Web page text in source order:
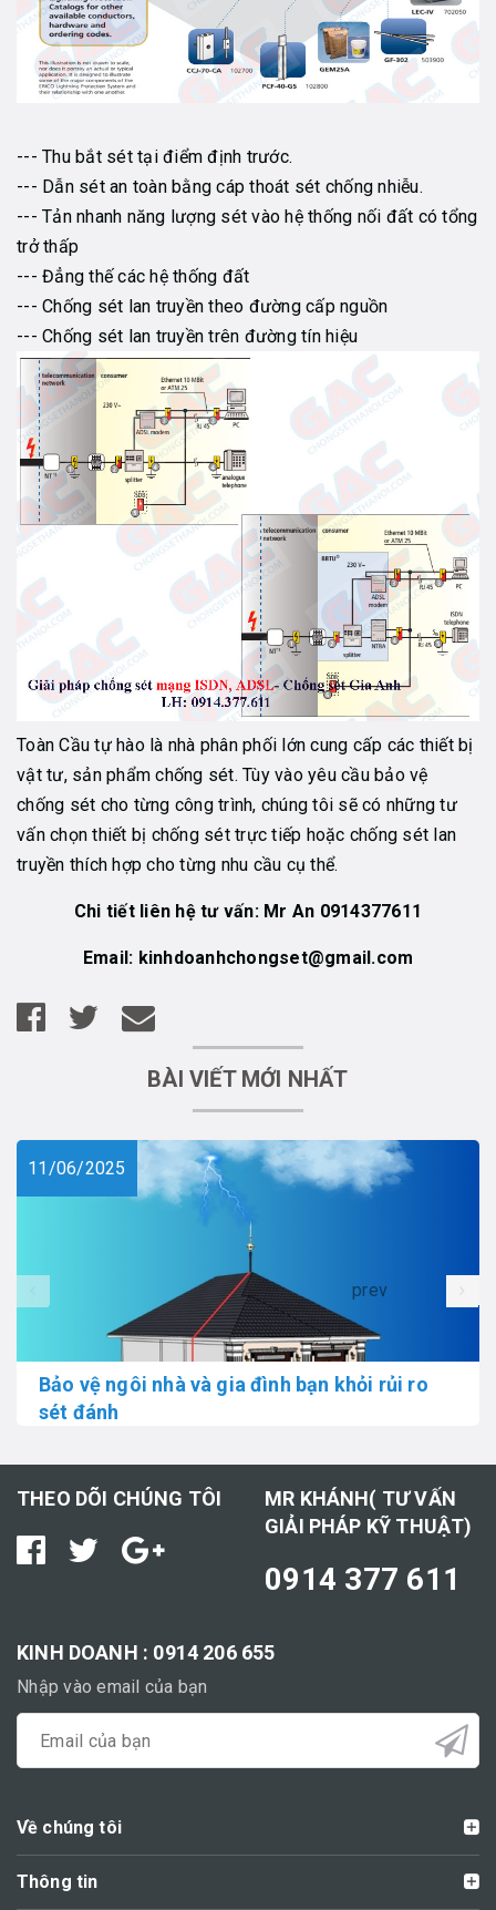
--- Thu bắt sét tại điểm định trước.
--- Dẫn sét an toàn bằng cáp thoát sét chống nhiễu.
--- Tản nhanh năng lượng sét vào hệ thống nối đất có tổng
trở thấp
--- Đẳng thế các hệ thống đất
--- Chống sét lan truyền theo đường cấp nguồn
--- Chống sét lan truyền trên đường tín hiệu
Toàn Cầu tự hào là nhà phân phối lớn cung cấp các thiết bị
vật tư, sản phẩm chống sét. Tùy vào yêu cầu bảo vệ
chống sét cho từng công trình, chúng tôi sẽ có những tư
vấn chọn thiết bị chống sét trực tiếp hoặc chống sét lan
truyền thích hợp cho từng nhu cầu cụ thể.
Chi tiết liên hệ tư vấn: Mr An 0914377611
Email: kinhdoanhchongset@gmail.com
BÀI VIẾT MỚI NHẤT
11/06/2025
Bảo vệ ngôi nhà và gia đình bạn khỏi rủi ro
sét đánh
prev
THEO DÕI CHÚNG TÔI
MR KHÁNH( TƯ VẤN
GIẢI PHÁP KỸ THUẬT)
0914 377 611
KINH DOANH : 0914 206 655
Nhập vào email của bạn
Về chúng tôi
Thông tin